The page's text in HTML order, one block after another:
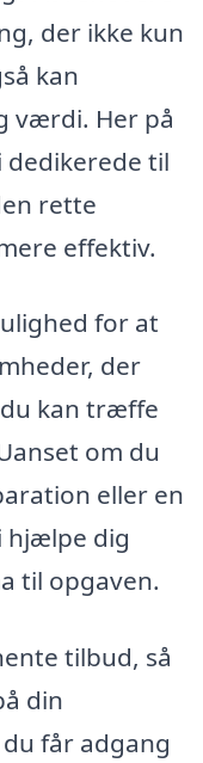
der ikke kun
kan
værdi. Her på
til
rette
effektiv.
for at
der
kan træffe
om du
eller en
hjælpe dig
til opgaven.
tilbud, så
din
får adgang